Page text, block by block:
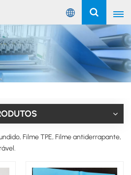
Português
English
Русский
Español
Filme TPE, Filme antiderrapante,